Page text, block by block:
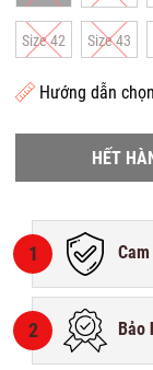
Size 42 Size 43
Hướng dẫn
HẾT
1
2 Bảo